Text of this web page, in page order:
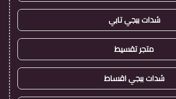
شدات ببجي تابي
متجر تقسيط
شدات ببجي اقساط